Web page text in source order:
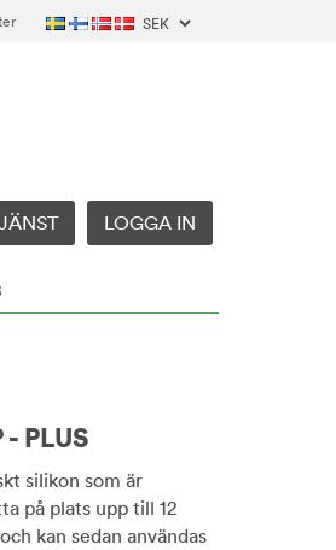
LOGGA IN
PLUS
silikon som är
på plats upp till 12
kan sedan användas